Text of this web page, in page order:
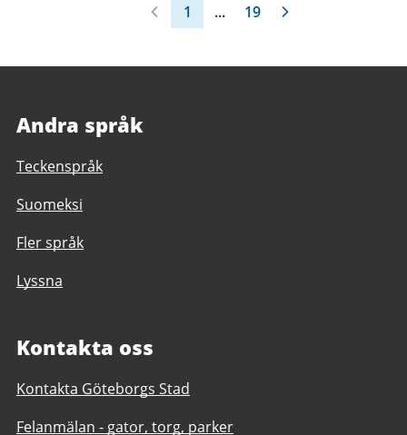
1 ... 19
Andra språk
Teckenspråk
Suomeksi
Fler språk
Lyssna
Kontakta oss
Kontakta Göteborgs Stad
Felanmälan - gator, torg, parker